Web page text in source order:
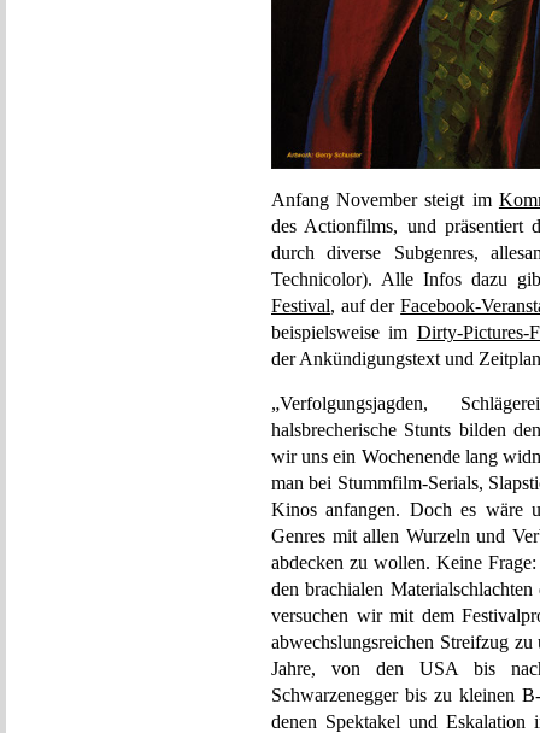
Anfang November steigt im
des Actionfilms, und präsentiert
durch diverse Subgenres,
Technicolor). Alle Infos dazu
Festival, auf derFacebook-
beispielsweise im Dirty-Pictures-
der Ankündigungstext und
„Verfolgungsjagden,
halsbrecherische Stunts bilden
wir uns ein Wochenende lang
man bei Stummfilm-Serials,
Kinos anfangen. Doch es wäre
Genres mit allen Wurzeln und
abdecken zu wollen. Keine
den brachialen
versuchen wir mit dem
abwechslungsreichen Streifzug
Jahre, von den USA bis
Schwarzenegger bis zu kleinen
denen Spektakel und Eskalation